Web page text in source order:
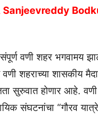
Sanjeevreddy
संपूर्ण वणी शहर भगवामय
शहराच्या शासकीय
सुरुवात होणार आहे.
संघटनांचा “गौरव